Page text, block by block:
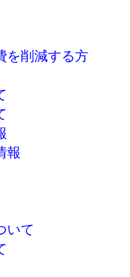
を削減する方
報
いて